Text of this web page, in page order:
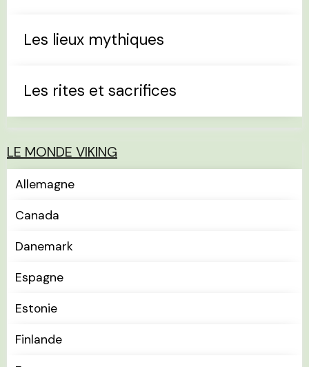
Les lieux mythiques
Les rites et sacrifices
LE MONDE VIKING
Allemagne
Canada
Danemark
Espagne
Estonie
Finlande